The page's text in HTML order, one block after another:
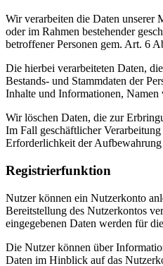
Wir verarbeiten die Daten unserer
oder im Rahmen bestehender
betroffener Personen gem. Art. 6
Die hierbei verarbeiteten Daten,
Bestands- und Stammdaten der
Inhalte und Informationen,
Wir löschen Daten, die zur
Im Fall geschäftlicher
Erforderlichkeit der
Registrierfunktion
Nutzer können ein Nutzerkonto
Bereitstellung des Nutzerkontos
eingegebenen Daten werden für
Die Nutzer können über
Daten im Hinblick auf das